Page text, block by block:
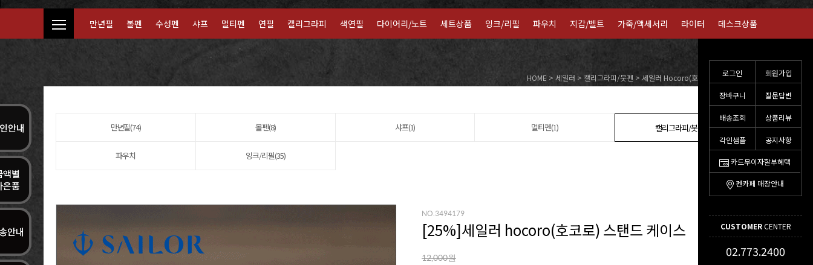
로그인 회원가입
장바구니 질문답변
배송조회 상품리뷰
각인샘플 공지사항
카드무이자할부혜택
펜카페 매장안내
CUSTOMERCENTER
02.773.2400
만년필 볼펜 수성펜 샤프 멀티펜 연필 캘리그라피 색연필 다이어리/노트 세트상품 잉크/리필 파우치 지갑/벨트 가죽/액세서리 라이터 데스크상품
HOME > 세일러 > 캘리그라피/붓펜 > 세일러 Hocoro(호코로) 스탠드 케이스
만년필(74) 볼펜(8) 샤프(1) 멀티펜(1) 캘리그라피/붓펜(10)
파우치 잉크/리필(35)
NO.3494179
[25%]세일러 hocoro(호코로) 스탠드 케이스
12,000원